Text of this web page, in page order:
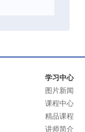
学习中心
图片新闻
课程中心
精品课程
讲师简介